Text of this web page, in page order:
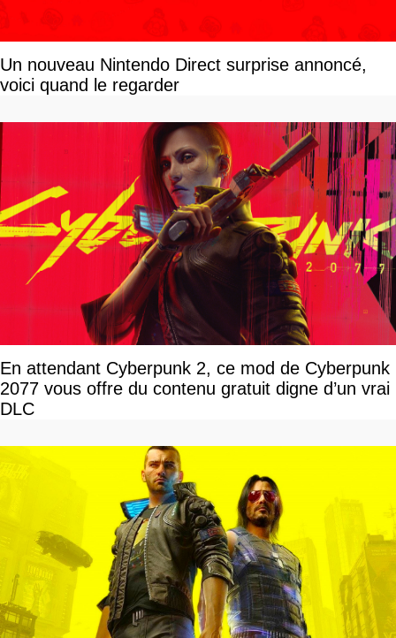
Un nouveau Nintendo Direct surprise annoncé,
voici quand le regarder
En attendant Cyberpunk 2, ce mod de Cyberpunk
2077 vous offre du contenu gratuit digne d’un vrai
DLC